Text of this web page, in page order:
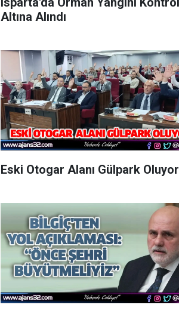
Altına Alındı
Eski Otogar Alanı Gülpark Oluyor